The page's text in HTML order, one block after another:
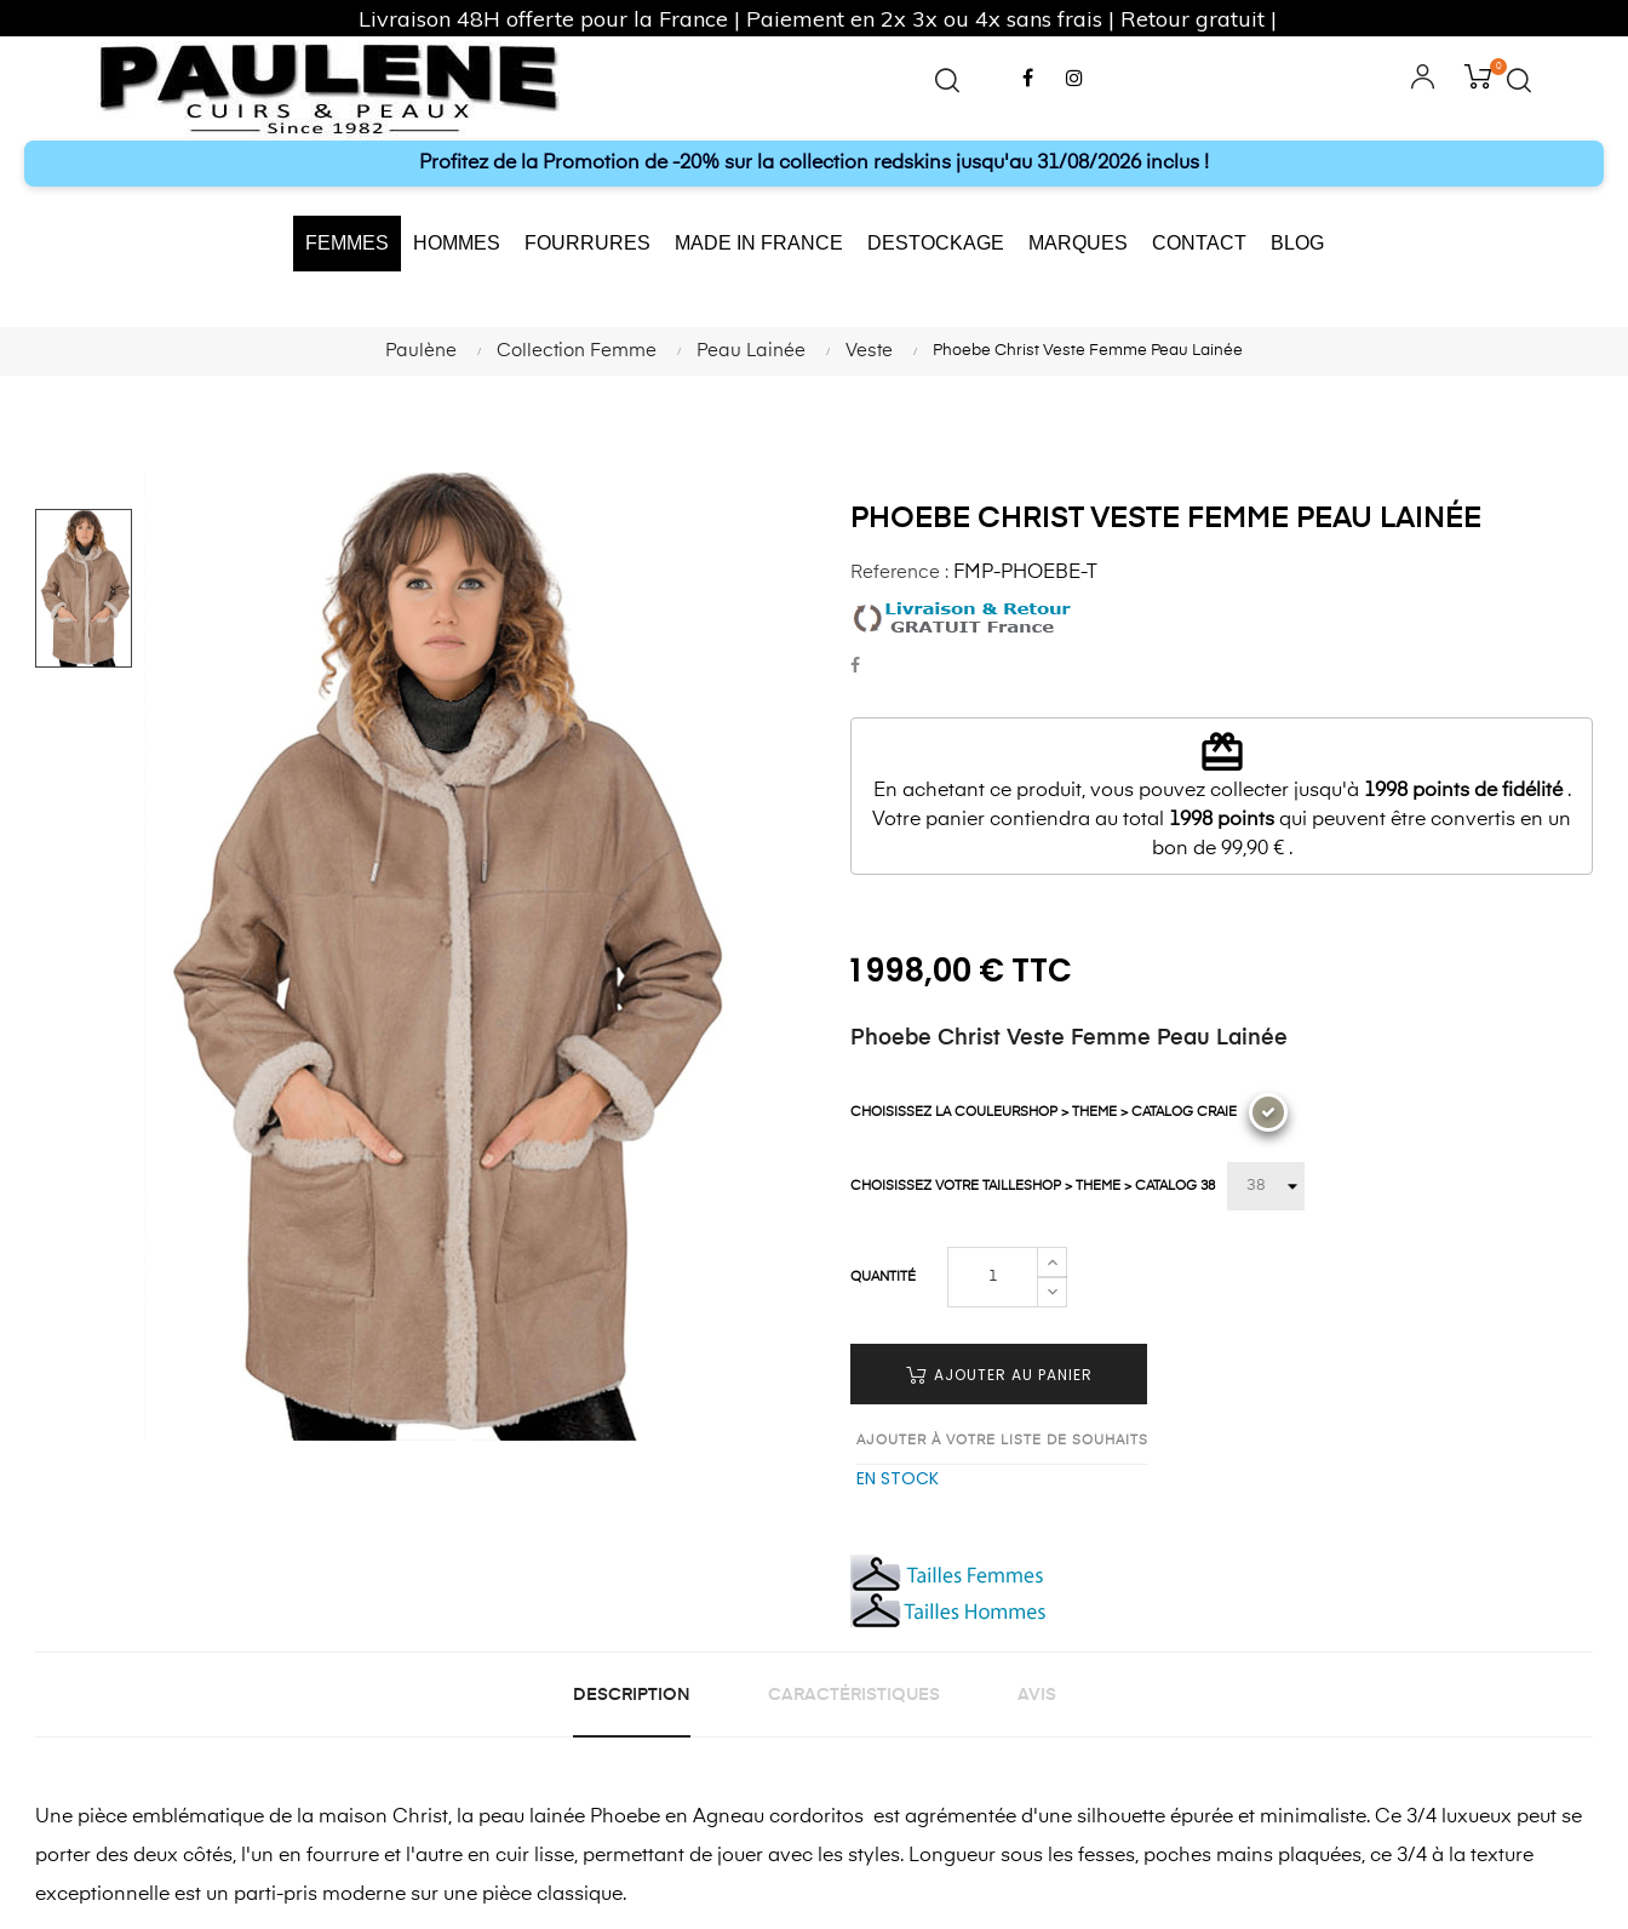
Facebook
0
Profitez de la Promotion de -20% sur la collection redskins jusqu'au 31/08/2026 inclus !
FEMMES HOMMES FOURRURES MADE IN FRANCE DESTOCKAGE MARQUES CONTACT BLOG
Paulène Collection Femme Peau Lainée Veste Phoebe Christ Veste Femme Peau Lainée
PHOEBE CHRIST VESTE FEMME PEAU LAINÉE
Reference : FMP-PHOEBE-T
redeem
En achetant ce produit, vous pouvez collecter jusqu'à 1998points de fidélité.
Votre panier contiendra au total 1998 points qui peuvent être convertis en un
bon de 99,90 €.
1 998,00 € TTC
Phoebe Christ Veste Femme Peau Lainée
CHOISISSEZ LA COULEURSHOP > THEME > CATALOG CRAIE
CHOISISSEZ VOTRE TAILLESHOP > THEME > CATALOG 38
QUANTITÉ
AJOUTER AU PANIER
AJOUTER À VOTRE LISTE DE SOUHAITS
EN STOCK
DESCRIPTION CARACTÉRISTIQUES AVIS
Une pièce emblématique de la maison Christ, la peau lainée Phoebe en Agneau cordoritos est agrémentée d'une silhouette épurée et minimaliste. Ce 3/4 luxueux peut se
porter des deux côtés, l'un en fourrure et l'autre en cuir lisse, permettant de jouer avec les styles. Longueur sous les fesses, poches mains plaquées, ce 3/4 à la texture
exceptionnelle est un parti-pris moderne sur une pièce classique.
Livraison 48H offerte pour la France | Paiement en 2x 3x ou 4x sans frais | Retour gratuit |